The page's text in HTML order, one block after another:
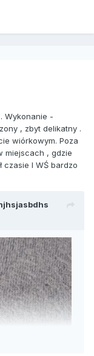
Wykonanie -
, zbyt delikatny .
wiórkowym. Poza
miejscach , gdzie
czasie I WŚ bardzo